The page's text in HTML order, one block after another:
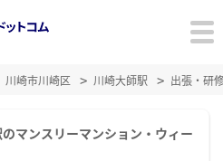
川崎市川崎区 川崎大師駅 出張・研
マンスリーマンション・ウィー